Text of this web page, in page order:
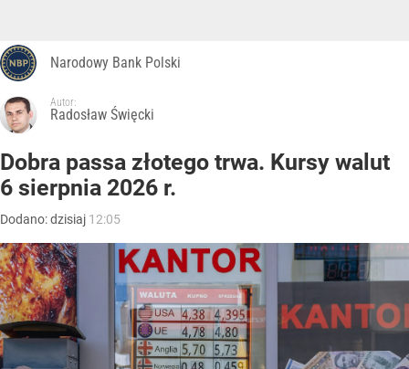
Narodowy Bank Polski
Autor:
Radosław Święcki
Dobra passa złotego trwa. Kursy walut
6 sierpnia 2026 r.
Dodano:dzisiaj 12:05